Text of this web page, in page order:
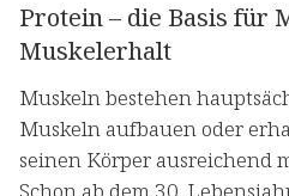
Protein – die Basis für
Muskelerhalt
Muskeln bestehen
Muskeln aufbauen oder
seinen Körper ausreichend